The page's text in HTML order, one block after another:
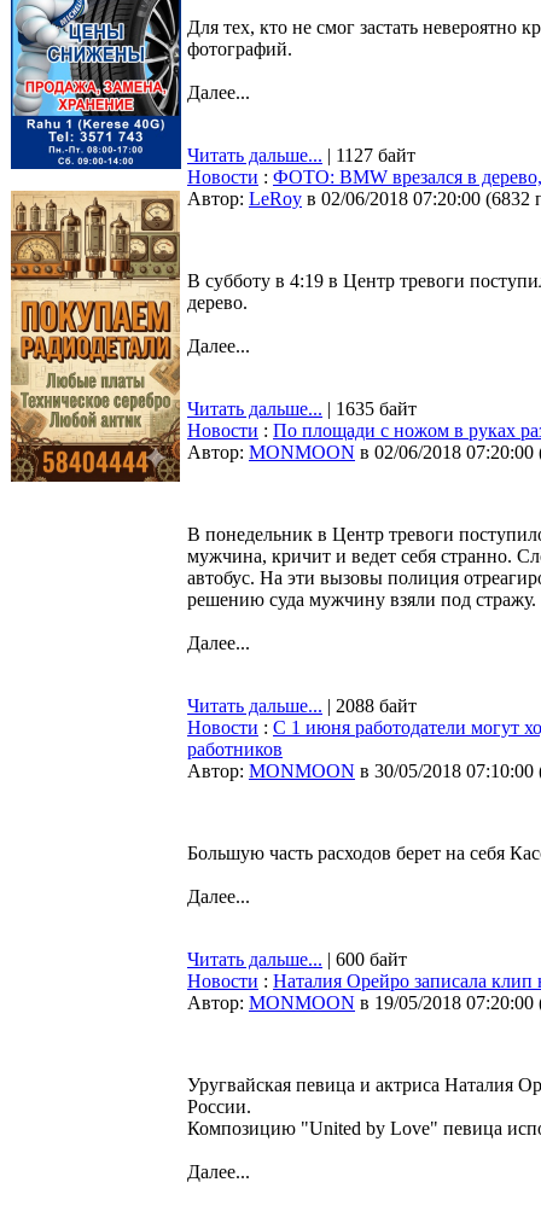
Для тех, кто не смог застать невероятно
фотографий.
Далее...
Читать дальше... | 1127 байт
Новости : ФОТО: BMW врезался в
Автор: LeRoy в 02/06/2018 07:20:00 (6832
В субботу в 4:19 в Центр тревоги
дерево.
Далее...
Читать дальше... | 1635 байт
Новости : По площади с ножом в руках
Автор: MONMOON в 02/06/2018 07:20:00
В понедельник в Центр тревоги
мужчина, кричит и ведет себя странно.
автобус. На эти вызовы полиция
решению суда мужчину взяли под стражу.
Далее...
Читать дальше... | 2088 байт
Новости : C 1 июня работодатели могут
работников
Автор: MONMOON в 30/05/2018 07:10:00
Большую часть расходов берет на себя
Далее...
Читать дальше... | 600 байт
Новости : Наталия Орейро записала
Автор: MONMOON в 19/05/2018 07:20:00
Уругвайская певица и актриса Наталия
России.
Композицию "United by Love" певица
Далее...